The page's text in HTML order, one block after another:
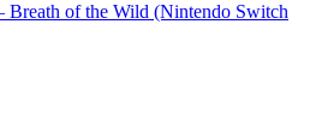
Breath of the Wild (Nintendo Switch